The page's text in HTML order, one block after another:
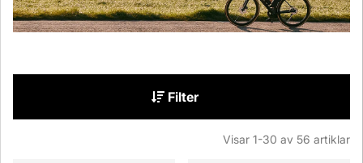
Filter
Visar 1-30 av 56 artiklar